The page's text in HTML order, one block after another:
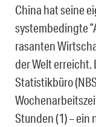
China hat seine
systembedingte
rasanten
der Welt erreicht.
Statistikbüro
Stunden (1) – ein